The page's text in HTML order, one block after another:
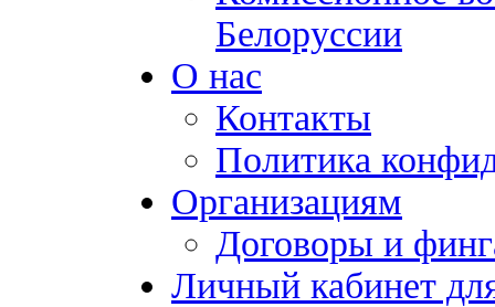
Белоруссии
О нас
Контакты
Политика
Организациям
Договоры и
Личный кабинет